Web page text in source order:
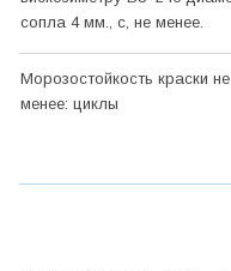
сопла 4 мм., с, не менее.
Морозостойкость краски не
менее: циклы